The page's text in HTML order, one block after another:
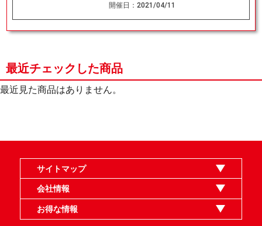
開催日： 2021/04/11
最近チェックした商品
最近見た商品はありません。
サイトマップ
オンラインショップ
買取
記事
選手一覧
デッキ検索
デッキ構築
イベント・大会
店舗のご案内
お問い合わせ
ヘルプ
FAQ
会社情報
利用規約
スタッフ募集
特定商取引法表示
個人情報保護指針
企業情報
お得な情報